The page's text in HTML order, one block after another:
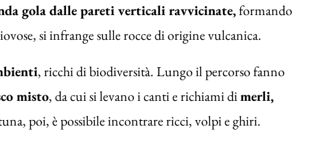
gola dalle pareti verticali ravvicinate,formando
si infrange sulle rocce di origine vulcanica.
, ricchi di biodiversità. Lungo il percorso fanno
misto, da cui si levano i canti e richiami dimerli,
poi, è possibile incontrare ricci, volpi e ghiri.